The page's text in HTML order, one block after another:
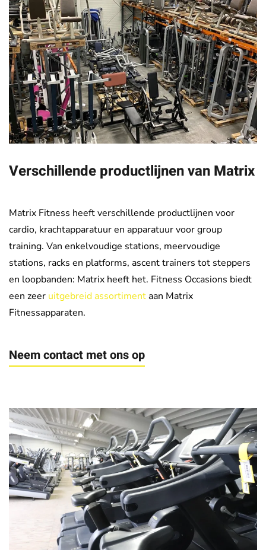
Verschillende productlijnen van Matrix
Matrix Fitness heeft verschillende productlijnen voor
cardio, krachtapparatuur en apparatuur voor group
training. Van enkelvoudige stations, meervoudige
stations, racks en platforms, ascent trainers tot steppers
en loopbanden: Matrix heeft het. Fitness Occasions biedt
een zeer uitgebreid assortimentaan Matrix
Fitnessapparaten.
Neem contact met ons op